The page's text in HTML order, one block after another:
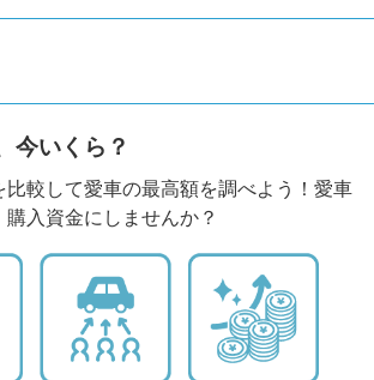
今いくら？
比較して愛車の最高額を調べよう！愛車
入資金にしませんか？